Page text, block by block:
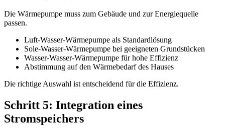
Die Wärmepumpe muss zum Gebäude und zur Energiequelle
passen.
Luft-Wasser-Wärmepumpe als Standardlösung
Sole-Wasser-Wärmepumpe bei geeigneten Grundstücken
Wasser-Wasser-Wärmepumpe für hohe Effizienz
Abstimmung auf den Wärmebedarf des Hauses
Die richtige Auswahl ist entscheidend für die Effizienz.
Schritt 5: Integration eines
Stromspeichers